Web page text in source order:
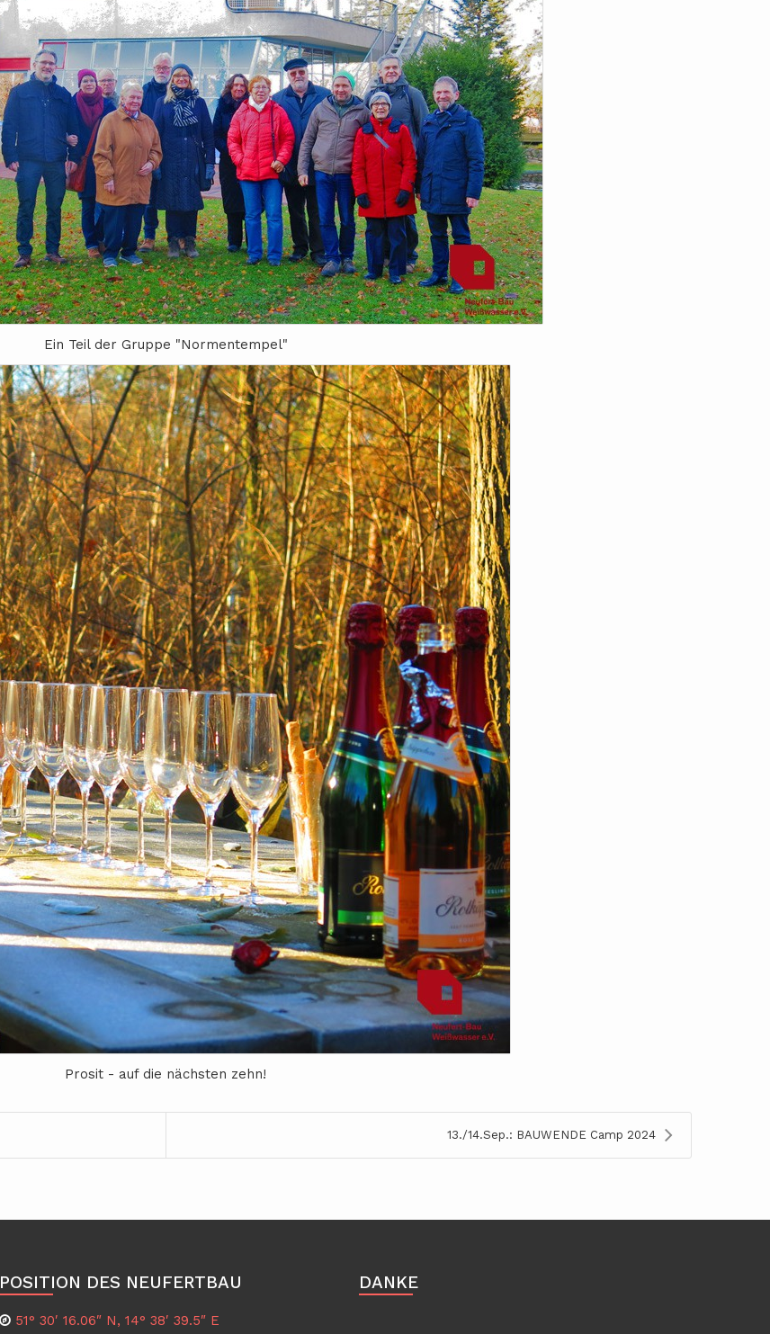
Ein Teil der Gruppe "Normentempel"
Prosit - auf die nächsten zehn!
13./14.Sep.: BAUWENDE Camp 2024
POSITION DES NEUFERTBAU
51° 30′ 16.06″ N, 14° 38′ 39.5″ E
DANKE